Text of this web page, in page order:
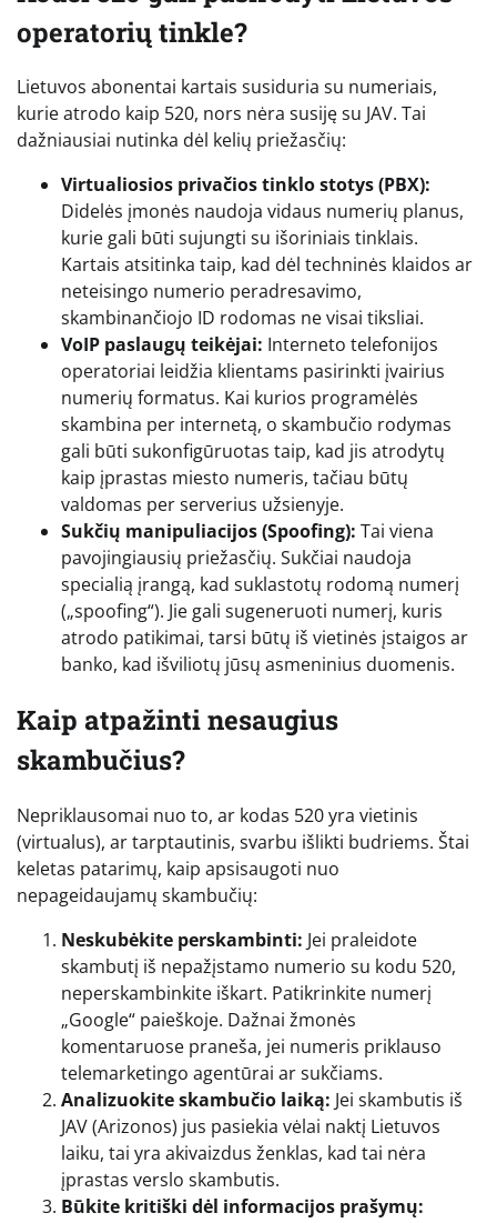
operatorių tinkle?
Lietuvos abonentai kartais susiduria su numeriais,
kurie atrodo kaip 520, nors nėra susiję su JAV. Tai
dažniausiai nutinka dėl kelių priežasčių:
Virtualiosios privačios tinklo stotys (PBX):
Didelės įmonės naudoja vidaus numerių planus,
kurie gali būti sujungti su išoriniais tinklais.
Kartais atsitinka taip, kad dėl techninės klaidos ar
neteisingo numerio peradresavimo,
skambinančiojo ID rodomas ne visai tiksliai.
VoIP paslaugų teikėjai: Interneto telefonijos
operatoriai leidžia klientams pasirinkti įvairius
numerių formatus. Kai kurios programėlės
skambina per internetą, o skambučio rodymas
gali būti sukonfigūruotas taip, kad jis atrodytų
kaip įprastas miesto numeris, tačiau būtų
valdomas per serverius užsienyje.
Sukčių manipuliacijos (Spoofing): Tai viena
pavojingiausių priežasčių. Sukčiai naudoja
specialią įrangą, kad suklastotų rodomą numerį
(„spoofing“). Jie gali sugeneruoti numerį, kuris
atrodo patikimai, tarsi būtų iš vietinės įstaigos ar
banko, kad išviliotų jūsų asmeninius duomenis.
Kaip atpažinti nesaugius
skambučius?
Nepriklausomai nuo to, ar kodas 520 yra vietinis
(virtualus), ar tarptautinis, svarbu išlikti budriems. Štai
keletas patarimų, kaip apsisaugoti nuo
nepageidaujamų skambučių:
Neskubėkite perskambinti: Jei praleidote
skambutį iš nepažįstamo numerio su kodu 520,
neperskambinkite iškart. Patikrinkite numerį
„Google“ paieškoje. Dažnai žmonės
komentaruose praneša, jei numeris priklauso
telemarketingo agentūrai ar sukčiams.
Analizuokite skambučio laiką: Jei skambutis iš
JAV (Arizonos) jus pasiekia vėlai naktį Lietuvos
laiku, tai yra akivaizdus ženklas, kad tai nėra
įprastas verslo skambutis.
Būkite kritiški dėl informacijos prašymų: